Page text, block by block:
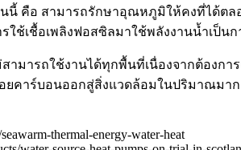
นี้ คือ สามารถรักษาอุณหภูมิให้คงที่ได้ตล
รใช้เชื้อเพลิงฟอสซิลมาใช้พลังงานน้ำเป็น
ามารถใช้งานได้ทุกพื้นที่เนื่องจากต้องก
ยคาร์บอนออกสู่สิ่งแวดล้อมในปริมาณมาก
thermal-energy-water-heat